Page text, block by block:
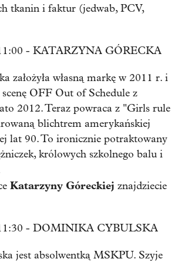
tkanin i faktur (jedwab, PCV,
- KATARZYNA GÓRECKA
założyła własną markę w 2011 r. i
OFF Out of Schedule z
2012. Teraz powraca z "Girls rule
blichtrem amerykańskiej
lat 90. To ironicznie potraktowany
królowych szkolnego balu i
Katarzyny Góreckiej znajdziecie
- DOMINIKA CYBULSKA
jest absolwentką MSKPU. Szyje